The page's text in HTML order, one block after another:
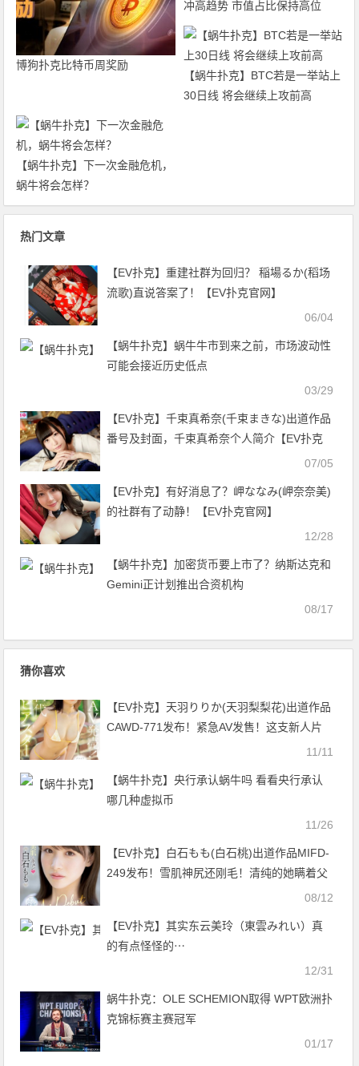
博狗扑克比特币周奖励
冲高趋势 市值占比保持高位
【蜗牛扑克】BTC若是一举站上
30日线 将会继续上攻前高
【蜗牛扑克】下一次金融危机，
蜗牛将会怎样？
热门文章
【EV扑克】重建社群为回归？ 稲場るか(稻场
流歌)直说答案了！【EV扑克官网】
06/04
【蜗牛扑克】蜗牛牛市到来之前，市场波动性
可能会接近历史低点
03/29
【EV扑克】千束真希奈(千束まきな)出道作品
番号及封面，千束真希奈个人简介【EV扑克
07/05
【EV扑克】有好消息了？岬ななみ(岬奈奈美)
的社群有了动静！【EV扑克官网】
12/28
【蜗牛扑克】加密货币要上市了？纳斯达克和
Gemini正计划推出合资机构
08/17
猜你喜欢
【EV扑克】天羽りりか(天羽梨梨花)出道作品
CAWD-771发布！紧急AV发售！这支新人片
11/11
【蜗牛扑克】央行承认蜗牛吗 看看央行承认
哪几种虚拟币
11/26
【EV扑克】白石もも(白石桃)出道作品MIFD-
249发布！雪肌神尻还刚毛！清纯的她瞒着父
08/12
【EV扑克】其实东云美玲（東雲みれい）真
的有点怪怪的⋯
12/31
蜗牛扑克：OLE SCHEMION取得 WPT欧洲扑
克锦标赛主赛冠军
01/17